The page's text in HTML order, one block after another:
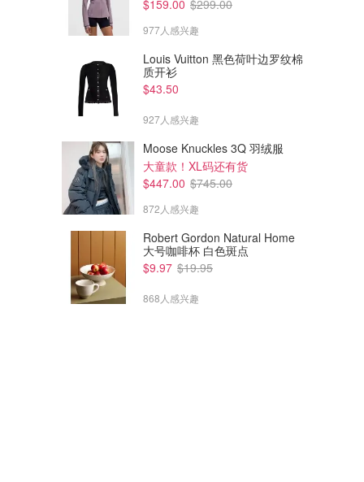
$159.00 $299.00
977人感兴趣
Louis Vuitton 黑色荷叶边罗纹棉
质开衫
$43.50
927人感兴趣
Moose Knuckles 3Q 羽绒服
大童款！XL码还有货
$447.00 $745.00
872人感兴趣
Robert Gordon Natural Home
大号咖啡杯 白色斑点
$9.97 $19.95
868人感兴趣